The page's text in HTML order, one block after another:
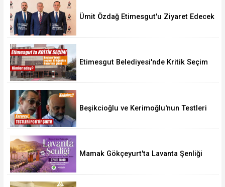
Ümit Özdağ Etimesgut'u Ziyaret Edecek
Etimesgut Belediyesi'nde Kritik Seçim
Beşikcioğlu ve Kerimoğlu'nun Testleri
Mamak Gökçeyurt'ta Lavanta Şenliği